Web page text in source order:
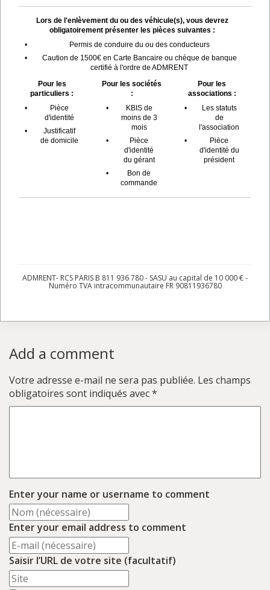
Lors de l'enlèvement du ou des véhicule(s), vous devrez
obligatoirement présenter les pièces suivantes :
•
Permis de conduire du ou des conducteurs
•
Caution de 1500€ en Carte Bancaire ou chèque de banque
certifié à l'ordre de ADMRENT
Pour les
particuliers :
•
Pièce
d'identité
•
Justificatif
de domicile
Pour les sociétés
:
•
KBIS de
moins de 3
mois
•
Pièce
d'identité
du gérant
•
Bon de
commande
Pour les
associations :
•
Les statuts
de
l'association
•
Pièce
d'identité du
président
ADMRENT- RCS PARIS B 811 936 780 - SASU au capital de 10 000 € -
Numéro TVA intracommunautaire FR 90811936780
Add a comment
Votre adresse e-mail ne sera pas publiée. Les champs
obligatoires sont indiqués avec*
Enter your name or username to comment
Enter your email address to comment
Saisir l’URL de votre site (facultatif)